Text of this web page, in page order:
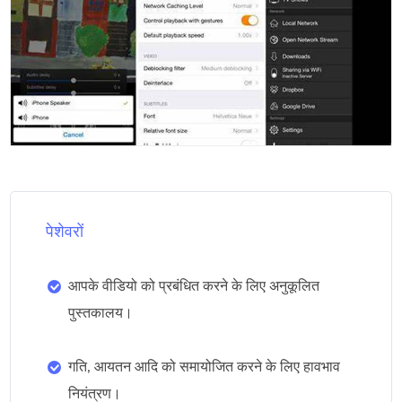
पेशेवरों
आपके वीडियो को प्रबंधित करने के लिए अनुकूलित
पुस्तकालय।
गति, आयतन आदि को समायोजित करने के लिए हावभाव
नियंत्रण।